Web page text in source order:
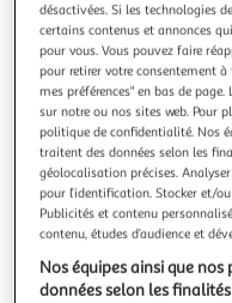
Livraison offerte
PARIS PRIX
Pack - lit enfant
Informations Techniques :
H. 175 cm Étagère : L. 79 x l. 29 x H.
& le Sol : 41,5 cm
MDF Spécificités :
En savoir +
Vendu par1001Jouets
Livraison dès 5/6
Livraison offerte
Plus d'options
désactivées. Si les technologies
certains contenus et annonces
pour vous. Vous pouvez faire
pour retirer votre consentement
mes préférences" en bas de
sur notre ou nos sites web. Pour
politique de confidentialité. Nos
traitent des données selon les
géolocalisation précises.
pour l’identification. Stocker et/
Publicités et contenu
contenu, études d’audience et
Nos équipes ainsi que
données selon les